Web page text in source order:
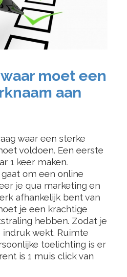
moet een
aan
waar een sterke
voldoen. Een eerste
1 keer maken.
om een online
je qua marketing en
afhankelijk bent van
je een krachtige
hebben. Zodat je
wekt. Ruimte
toelichting is er
is 1 muis click van